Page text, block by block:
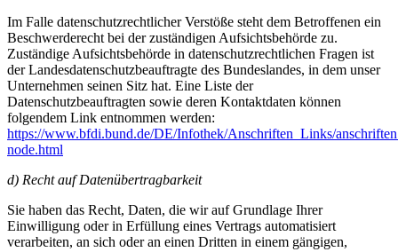
Im Falle datenschutzrechtlicher Verstöße steht dem Betroffenen ein
Beschwerderecht bei der zuständigen Aufsichtsbehörde zu.
Zuständige Aufsichtsbehörde in datenschutzrechtlichen Fragen ist
der Landesdatenschutzbeauftragte des Bundeslandes, in dem unser
Unternehmen seinen Sitz hat. Eine Liste der
Datenschutzbeauftragten sowie deren Kontaktdaten können
folgendem Link entnommen werden:
https://www.bfdi.bund.de/DE/Infothek/Anschriften_Links/
node.html
d) Recht auf Datenübertragbarkeit
Sie haben das Recht, Daten, die wir auf Grundlage Ihrer
Einwilligung oder in Erfüllung eines Vertrags automatisiert
verarbeiten, an sich oder an einen Dritten in einem gängigen,